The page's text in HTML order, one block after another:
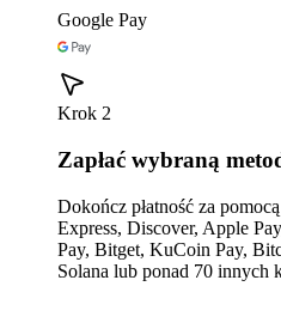
Google Pay
Krok 2
Zapłać wybraną
Dokończ płatność za
Express, Discover, Apple
Pay, Bitget, KuCoin Pay,
Solana lub ponad 70 innych